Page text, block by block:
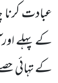
عبادت
کے پہلے
کے تہائی